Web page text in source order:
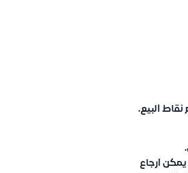
نقاط البيع.
ارجاع